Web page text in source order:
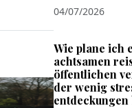
04/07/2026
Wie plane ich
achtsamen
öffentlichen
der wenig